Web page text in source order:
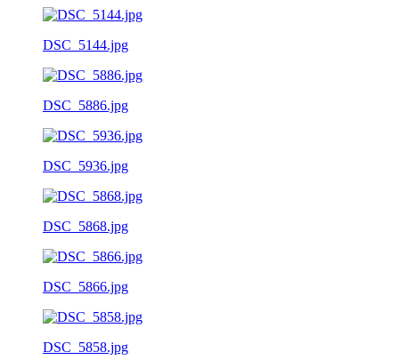
DSC_5144.jpg
DSC_5886.jpg
DSC_5936.jpg
DSC_5868.jpg
DSC_5866.jpg
DSC_5858.jpg